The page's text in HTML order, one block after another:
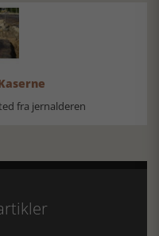
fra jernalderen